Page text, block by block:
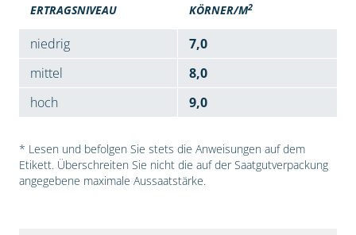
ERTRAGSNIVEAU KÖRNER/M2
niedrig
7,0
mittel
8,0
hoch
9,0
* Lesen und befolgen Sie stets die Anweisungen auf dem
Etikett. Überschreiten Sie nicht die auf der Saatgutverpackung
angegebene maximale Aussaatstärke.